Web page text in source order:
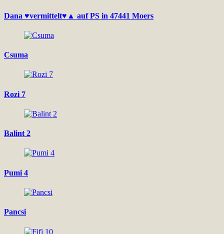
Dana ♥vermittelt♥▲ auf PS in 47441 Moers
Csuma
Rozi 7
Balint 2
Pumi 4
Pancsi